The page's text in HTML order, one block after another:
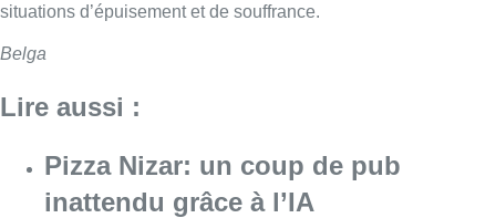
situations d’épuisement et de souffrance.
Belga
Lire aussi :
Pizza Nizar: un coup de pub
inattendu grâce à l’IA